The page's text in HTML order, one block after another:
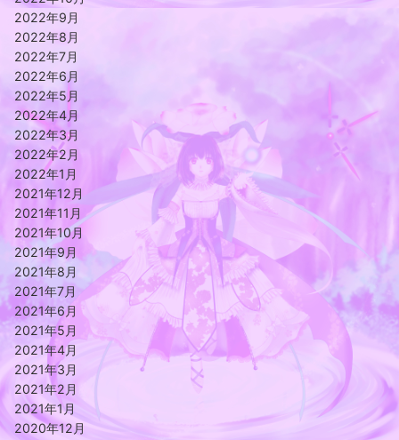
2022年9月
2022年8月
2022年7月
2022年6月
2022年5月
2022年4月
2022年3月
2022年2月
2022年1月
2021年12月
2021年11月
2021年10月
2021年9月
2021年8月
2021年7月
2021年6月
2021年5月
2021年4月
2021年3月
2021年2月
2021年1月
2020年12月